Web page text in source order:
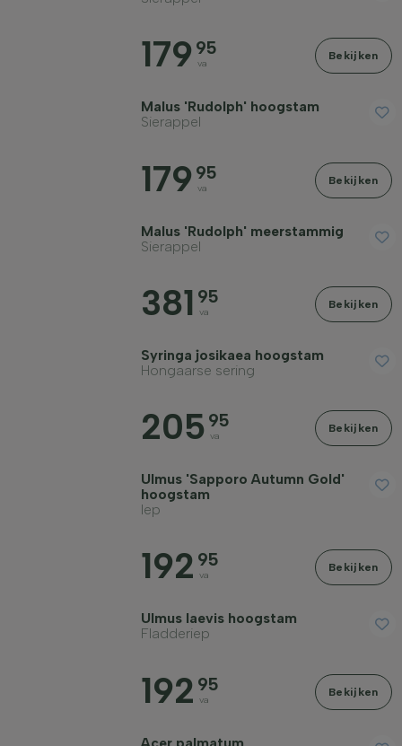
179 95
va
Bekijken
Malus 'Rudolph' hoogstam
Sierappel
179 95
va
Bekijken
Malus 'Rudolph' meerstammig
Sierappel
381 95
va
Bekijken
Syringa josikaea hoogstam
Hongaarse sering
205 95
va
Bekijken
Ulmus 'Sapporo Autumn Gold'
hoogstam
Iep
192 95
va
Bekijken
Ulmus laevis hoogstam
Fladderiep
192 95
va
Bekijken
Acer palmatum